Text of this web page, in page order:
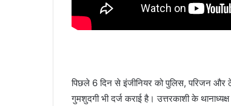
पिछले 6 दिन से इंजीनियर को पुलिस, परिजन और
गुमशुदगी भी दर्ज कराई है। उत्तरकाशी के